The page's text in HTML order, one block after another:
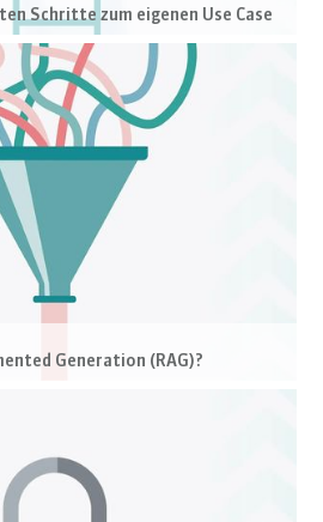
Schritte zum eigenen Use Case
Generation (RAG)?